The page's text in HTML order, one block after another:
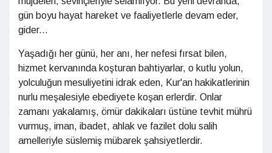
gün boyu hayat hareket ve faaliyetlerle devam eder,
gider...
Yaşadığı her günü, her anı, her nefesi fırsat bilen,
hizmet kervanında koşturan bahtiyarlar, o kutlu yolun,
yolculuğun mesuliyetini idrak eden, Kur'an hakikatlerinin
nurlu meşalesiyle ebediyete koşan erlerdir. Onlar
zamanı yakalamış, ömür dakikaları üstüne tevhit mührü
vurmuş, iman, ibadet, ahlak ve fazilet dolu salih
amelleriyle süslemiş mübarek şahsiyetlerdir.